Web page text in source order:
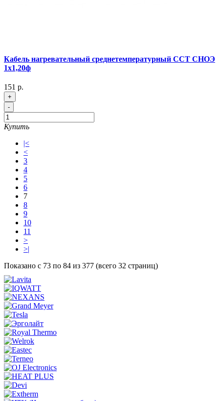
Кабель нагревательный среднетемпературный ССТ СНОЭ
1х1,20ф
151 р.
+
-
Купить
|<
<
3
4
5
6
7
8
9
10
11
>
>|
Показано с 73 по 84 из 377 (всего 32 страниц)